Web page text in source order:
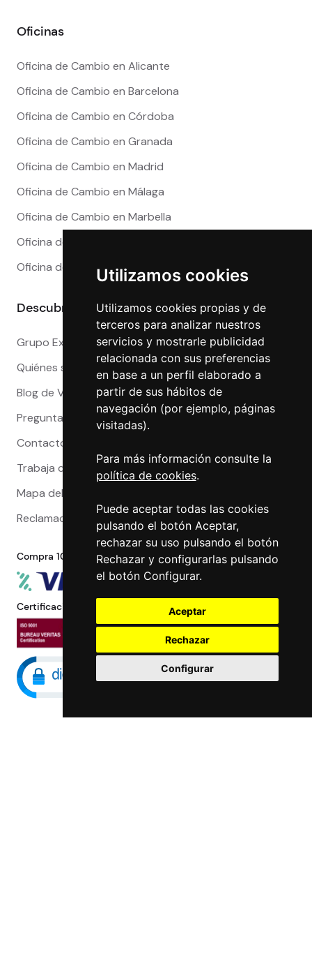
Utilizamos cookies
Utilizamos cookies propias y de
terceros para analizar nuestros
servicios y mostrarle publicidad
relacionada con sus preferencias
en base a un perfil elaborado a
partir de sus hábitos de
navegación (por ejemplo, páginas
visitadas).
Para más información consulte la
política de cookies.
Puede aceptar todas las cookies
pulsando el botón Aceptar,
rechazar su uso pulsando el botón
Rechazar y configurarlas pulsando
el botón Configurar.
Aceptar
Rechazar
Configurar
Oficinas
Oficina de Cambio en Alicante
Oficina de Cambio en Barcelona
Oficina de Cambio en Córdoba
Oficina de Cambio en Granada
Oficina de Cambio en Madrid
Oficina de Cambio en Málaga
Oficina de Cambio en Marbella
Oficina de Cambio en Sevilla
Oficina de Cambio en Valencia
Descubre más
Grupo Exact
Quiénes somos
Blog de Viajeros
Preguntas Frecuentes
Contacto
Trabaja con nosotros
Mapa del sitio
Reclamaciones
Compra 100% segura
Certificaciones